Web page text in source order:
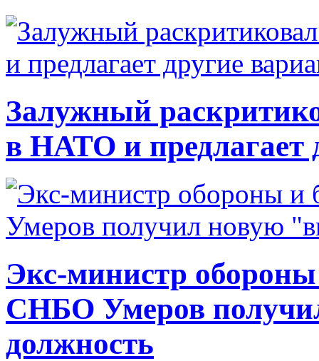
Залужный
в НАТО и предлагает
Экс-министр
СНБО Умеров
должность